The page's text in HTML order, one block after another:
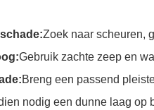
Zoek naar scheuren,
Gebruik zachte zeep en
Breng een passend
nodig een dunne laag